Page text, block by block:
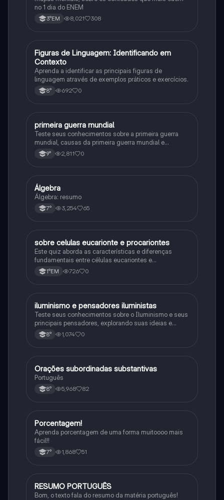
no 1 dia do ENEM
3°EM 8,021 308
FPortuguês
Figuras de Linguagem: Identificando em
Contexto
Aprenda a identificar as principais figuras de
linguagem através de exemplos práticos e exercícios.
8° 692 0
História
primeira guerra mundial
Teste seus conhecimentos sobre a primeira guerra
mundial, causas da primeira guerra mundial e
consequências da Primeira Guerra Mundial, fases da
primeira guerra mundial
9° 2,811 0
Matematica
Álgebra
Álgebra: resumo
7° 3,254 65
Biologia
sobre celulas eucarionte e procariontes
Este quiz aborda as características e diferenças
fundamentais entre células eucariontes e
procariontes.
1°EM 726 0
História
iluminismo e pensadores iluministas
Teste seus conhecimentos sobre o Iluminismo e seus
principais pensadores, explorando suas ideias e
impacto histórico.
8° 1,074 0
Português
Orações subordinadas substantivas
Português
8° 5,968 82
Matematica
Porcentagem!
Aprenda porcentagem de uma forma muitoooo mais
fácil!!
7° 1,868 51
Português
RESUMO PORTUGUÊS
Bom, o texto fala do resumo da matéria português!